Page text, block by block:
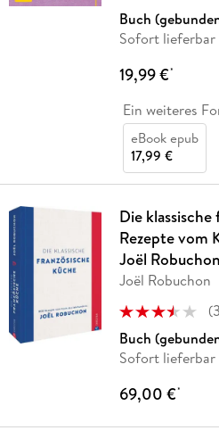
Buch
Sofort lieferbar
19,99 €*
Ein weiteres
eBook epub
17,99 €
Die
Rezepte vom
Joël Robuchon
Joël Robuchon
(3
Buch
Sofort lieferbar
69,00 €*